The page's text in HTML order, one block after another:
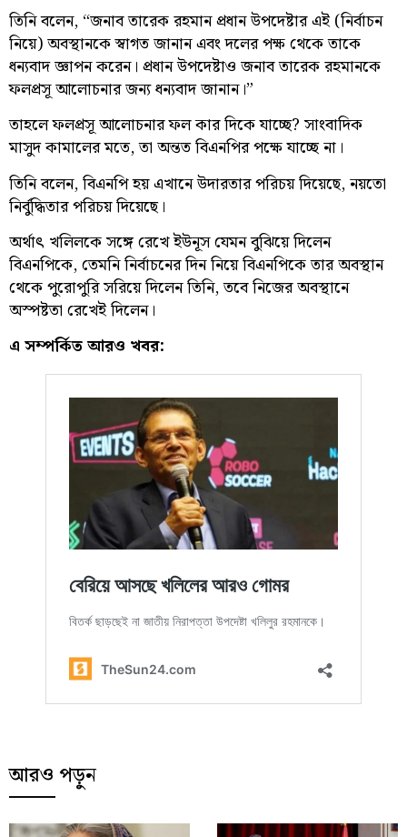
তিনি বলেন, “জনাব তারেক রহমান প্রধান উপদেষ্টার এই (নির্বাচন
নিয়ে) অবস্থানকে স্বাগত জানান এবং দলের পক্ষ থেকে তাকে
ধন্যবাদ জ্ঞাপন করেন। প্রধান উপদেষ্টাও জনাব তারেক রহমানকে
ফলপ্রসূ আলোচনার জন্য ধন্যবাদ জানান।”
তাহলে ফলপ্রসূ আলোচনার ফল কার দিকে যাচ্ছে? সাংবাদিক
মাসুদ কামালের মতে, তা অন্তত বিএনপির পক্ষে যাচ্ছে না।
তিনি বলেন, বিএনপি হয় এখানে উদারতার পরিচয় দিয়েছে, নয়তো
নির্বুদ্ধিতার পরিচয় দিয়েছে।
অর্থাৎ খলিলকে সঙ্গে রেখে ইউনূস যেমন বুঝিয়ে দিলেন
বিএনপিকে, তেমনি নির্বাচনের দিন নিয়ে বিএনপিকে তার অবস্থান
থেকে পুরোপুরি সরিয়ে দিলেন তিনি, তবে নিজের অবস্থানে
অস্পষ্টতা রেখেই দিলেন।
এ সম্পর্কিত আরও খবর:
আরও পড়ুন